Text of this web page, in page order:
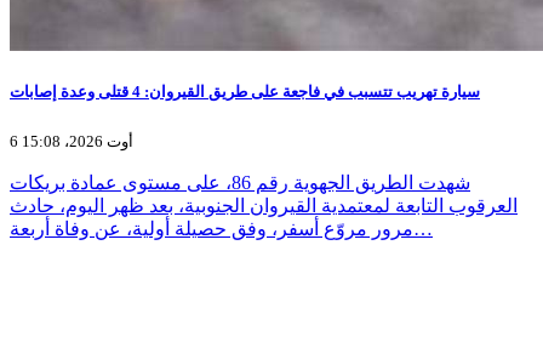
سيارة تهريب تتسبب في فاجعة على طريق القيروان: 4 قتلى وعدة إصابات
6 أوت 2026، 15:08
شهدت الطريق الجهوية رقم 86، على مستوى عمادة بريكات
العرقوب التابعة لمعتمدية القيروان الجنوبية، بعد ظهر اليوم، حادث
مرور مروّع أسفر، وفق حصيلة أولية، عن وفاة أربعة…